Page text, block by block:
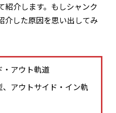
紹介します。もしシャンク
介した原因を思い出してみ
アウト軌道
アウトサイド・イン軌